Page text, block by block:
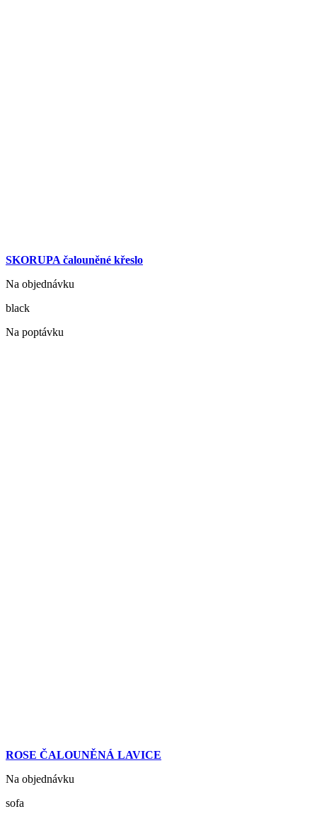
SKORUPA čalouněné křeslo
Na objednávku
black
Na poptávku
ROSE ČALOUNĚNÁ LAVICE
Na objednávku
sofa